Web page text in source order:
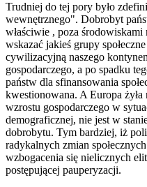
Trudniej do tej pory było
wewnętrznego". Dobrobyt
właściwie , poza
wskazać jakieś grupy
cywilizacyjną naszego
gospodarczego, a po spadku
państw dla sfinansowania
kwestionowana. A Europa żyła
wzrostu gospodarczego w
demograficznej, nie jest w
dobrobytu. Tym bardziej, iż
radykalnych zmian
wzbogacenia się nielicznych
postępującej pauperyzacji.